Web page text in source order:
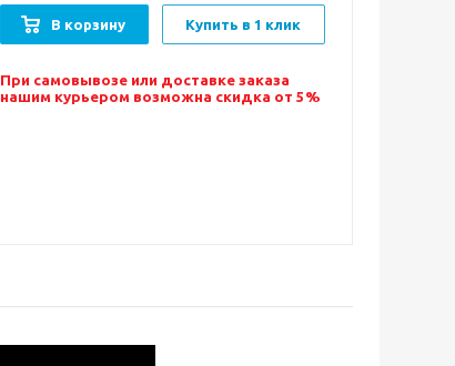
В корзину Купить в 1 клик
При самовывозе или доставке заказа
нашим курьером возможна скидка от 5%